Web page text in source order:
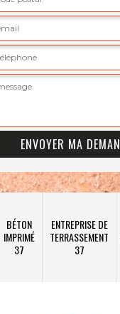
BÉTON
IMPRIMÉ
37
ENTREPRISE DE
TERRASSEMENT
37